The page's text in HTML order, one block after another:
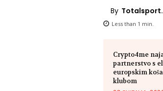
By
Less than 1 min.
Crypto4me
partnerstvo s
europskim
klubom